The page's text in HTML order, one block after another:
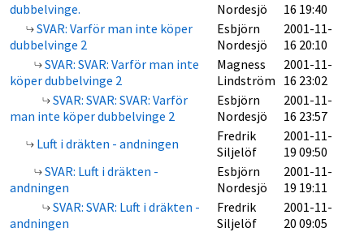
dubbelvinge.
Nordesjö
16 19:40
SVAR: Varför man inte köper
dubbelvinge 2
Esbjörn
Nordesjö
2001-11-
16 20:10
SVAR: SVAR: Varför man inte
köper dubbelvinge 2
Magness
Lindström
2001-11-
16 23:02
SVAR: SVAR: SVAR: Varför
man inte köper dubbelvinge 2
Esbjörn
Nordesjö
2001-11-
16 23:57
Luft i dräkten - andningen
Fredrik
Siljelöf
2001-11-
19 09:50
SVAR: Luft i dräkten -
andningen
Esbjörn
Nordesjö
2001-11-
19 19:11
SVAR: SVAR: Luft i dräkten -
andningen
Fredrik
Siljelöf
2001-11-
20 09:05